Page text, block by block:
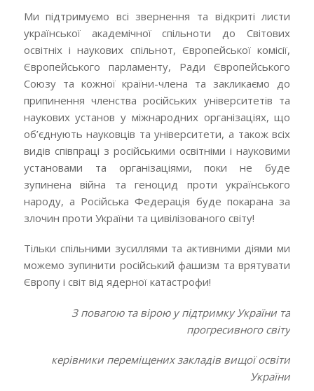
Ми підтримуємо всі звернення та відкриті листи
української академічної спільноти до Світових
освітніх і наукових спільнот, Європейської комісії,
Європейського парламенту, Ради Європейського
Союзу та кожної країни-члена та закликаємо до
припинення членства російських університетів та
наукових установ у міжнародних організаціях, що
об’єднують науковців та університети, а також всіх
видів співпраці з російськими освітніми і науковими
установами та організаціями, поки не буде
зупинена війна та геноцид проти українського
народу, а Російська Федерація буде покарана за
злочин проти України та цивілізованого світу!
Тільки спільними зусиллями та активними діями ми
можемо зупинити російський фашизм та врятувати
Європу і світ від ядерної катастрофи!
З повагою та вірою у підтримку України та
прогресивного світу
керівники переміщених закладів вищої освіти
України